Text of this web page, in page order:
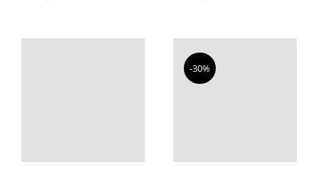
-30%